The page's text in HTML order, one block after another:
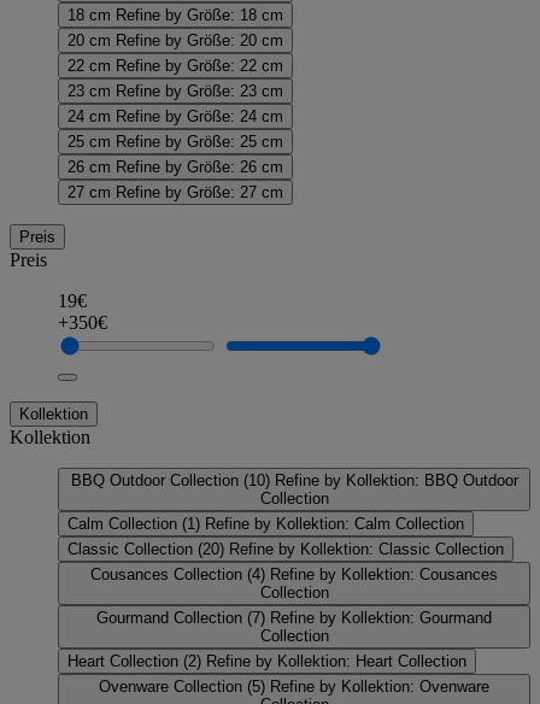
18 cm Refine by Größe: 18 cm
20 cm Refine by Größe: 20 cm
22 cm Refine by Größe: 22 cm
23 cm Refine by Größe: 23 cm
24 cm Refine by Größe: 24 cm
25 cm Refine by Größe: 25 cm
26 cm Refine by Größe: 26 cm
27 cm Refine by Größe: 27 cm
Preis
Preis
19€
+350€
Kollektion
Kollektion
BBQ Outdoor Collection (10) Refine by Kollektion: BBQ Outdoor
Collection
Calm Collection (1) Refine by Kollektion: Calm Collection
Classic Collection (20) Refine by Kollektion: Classic Collection
Cousances Collection (4) Refine by Kollektion: Cousances
Collection
Gourmand Collection (7) Refine by Kollektion: Gourmand
Collection
Heart Collection (2) Refine by Kollektion: Heart Collection
Ovenware Collection (5) Refine by Kollektion: Ovenware